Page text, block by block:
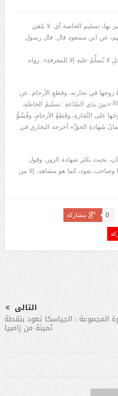
بها، تسليم الخاصة أي: لا يلقي
عن ابن مسعود قال: قال رسول
لا يُسلِّمُ عليهِ إلا للمعرفةِ». رواه
في تجارته، وقطع الأرحام
عن
:«بينَ يدَي السّاعةِ: تسليمُ الخاصَّةِ،
على التَّجارةِ، وقَطعُ الأرحامِ، وفُشُوُّ
شَهادةِ الحقِّ» أخرجه البخاري في
بحيث تكثر شهادة الزور، وقول
وصاحب نفود، كما هو مشاهد، إلا من
مشاركة 0
التالى
المجموعة : الجياسكا تعود بنقطة
ثمينة من زامبيا